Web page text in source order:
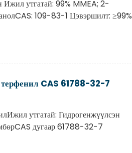
утгатай: 99% MMEA; 2-
109-83-1 Цэвэршилт: ≥99%
терфенил CAS 61788-32-7
утгатай: Гидрогенжүүлсэн
дугаар 61788-32-7